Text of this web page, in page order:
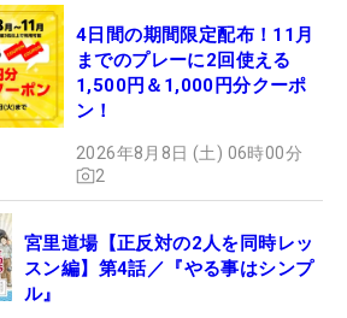
4日間の期間限定配布！11月
までのプレーに2回使える
1,500円＆1,000円分クーポ
ン！
2026年8月8日 (土) 06時00分
2
宮里道場【正反対の2人を同時レッ
スン編】第4話／『やる事はシンプ
ル』